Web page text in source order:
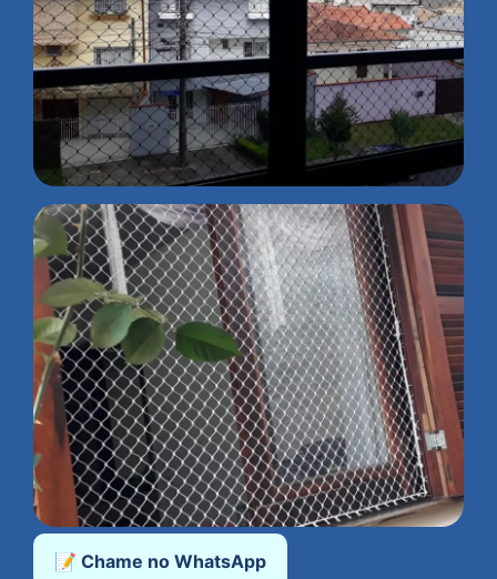
📝 Chame no WhatsApp